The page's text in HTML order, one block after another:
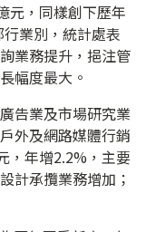
元，同樣創下歷年
業別，統計處表
業務提升，挹注管
幅度最大。
告業及市場研究業
外及網路媒體行銷
，年增2.2%，主要
計承攬業務增加；